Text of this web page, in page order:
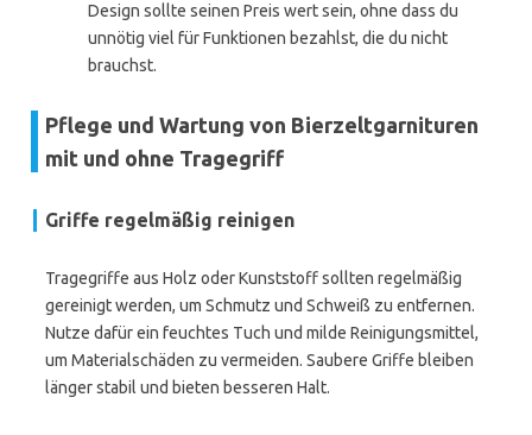
Design sollte seinen Preis wert sein, ohne dass du
unnötig viel für Funktionen bezahlst, die du nicht
brauchst.
Pflege und Wartung von Bierzeltgarnituren
mit und ohne Tragegriff
Griffe regelmäßig reinigen
Tragegriffe aus Holz oder Kunststoff sollten regelmäßig
gereinigt werden, um Schmutz und Schweiß zu entfernen.
Nutze dafür ein feuchtes Tuch und milde Reinigungsmittel,
um Materialschäden zu vermeiden. Saubere Griffe bleiben
länger stabil und bieten besseren Halt.